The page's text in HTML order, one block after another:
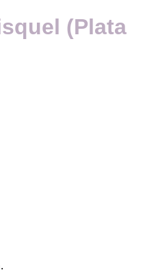
(Plata